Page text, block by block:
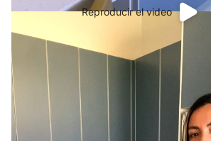
Reproducir el video